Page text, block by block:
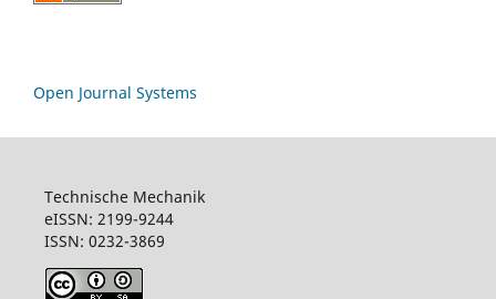
Open Journal Systems
Technische Mechanik
eISSN: 2199-9244
ISSN: 0232-3869